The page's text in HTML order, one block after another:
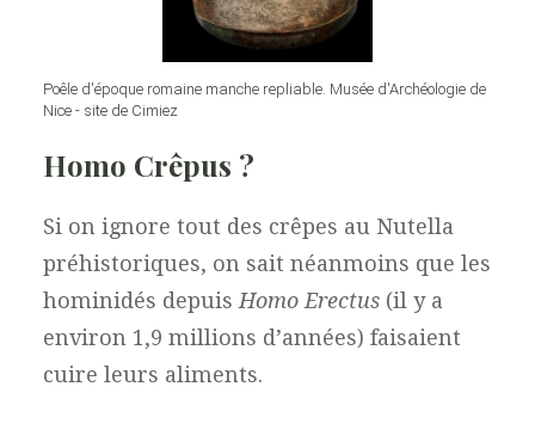
Poêle d'époque romaine manche repliable. Musée d'Archéologie de
Nice - site de Cimiez
Homo Crêpus ?
Si on ignore tout des crêpes au Nutella
préhistoriques, on sait néanmoins que les
hominidés depuis Homo Erectus (il y a
environ 1,9 millions d’années) faisaient
cuire leurs aliments.